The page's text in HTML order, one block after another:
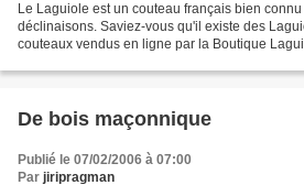
Le Laguiole est un couteau français bien
déclinaisons. Saviez-vous qu'il existe des
couteaux vendus en ligne par la Boutique
De bois maçonnique
Publié le 07/02/2006 à 07:00
Par jiripragman